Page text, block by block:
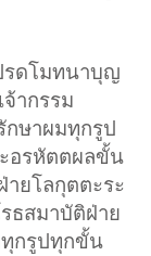
ดโมทนาบุญ
ากรรม
กษาผมทุกรูป
อรหัตตผลขั้น
ยโลกุตตะระ
ธสมาบัติฝ่าย
กรูปทุกขั้น